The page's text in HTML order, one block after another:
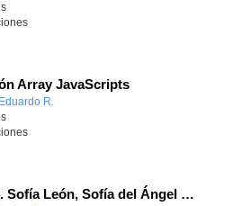
Array JavaScripts
Eduardo R.
Cuento 4. Sofía León, Sofía del Ángel y Cristina.